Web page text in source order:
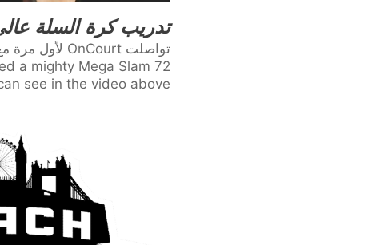
تدريب كرة السلة
تواصلت OnCourt لأول مرة مع المدرب ميتلاند خلال إحدى فعاليات ريد بُل رين حيث قدمنا
a mighty Mega Slam 72
see in the video above.